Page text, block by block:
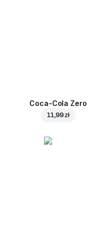
Coca-Cola Zero
11,99 zł